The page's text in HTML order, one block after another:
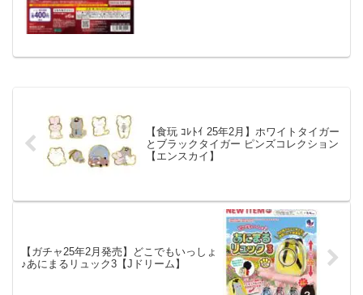
【食玩 ｺﾚﾄｲ 25年2月】ホワイトタイガー
とブラックタイガー ピンズコレクション
【エンスカイ】
【ガチャ25年2月発売】どこでもいっしょ
♪あにまるリュック3【Jドリーム】